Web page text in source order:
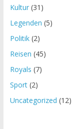
Kultur(31)
Legenden (5)
Politik(2)
Reisen (45)
Royals (7)
Sport(2)
Uncategorized (12)